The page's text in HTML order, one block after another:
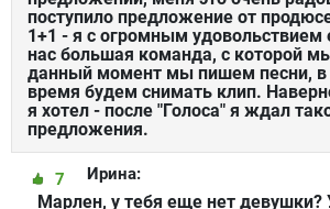
поступило предложение от
1+1 - я с огромным удовольствием
нас большая команда, с которой
данный момент мы пишем песни,
время будем снимать клип.
я хотел - после "Голоса" я ждал
предложения.
Ирина:
7
Марлен, у тебя еще нет девушки?